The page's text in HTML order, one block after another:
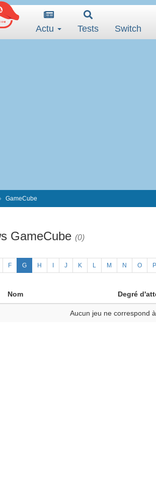
Actu Tests Switch
GameCube
GameCube (0)
F G H J K L M N O P
Nom Degré
Aucun jeu ne correspond